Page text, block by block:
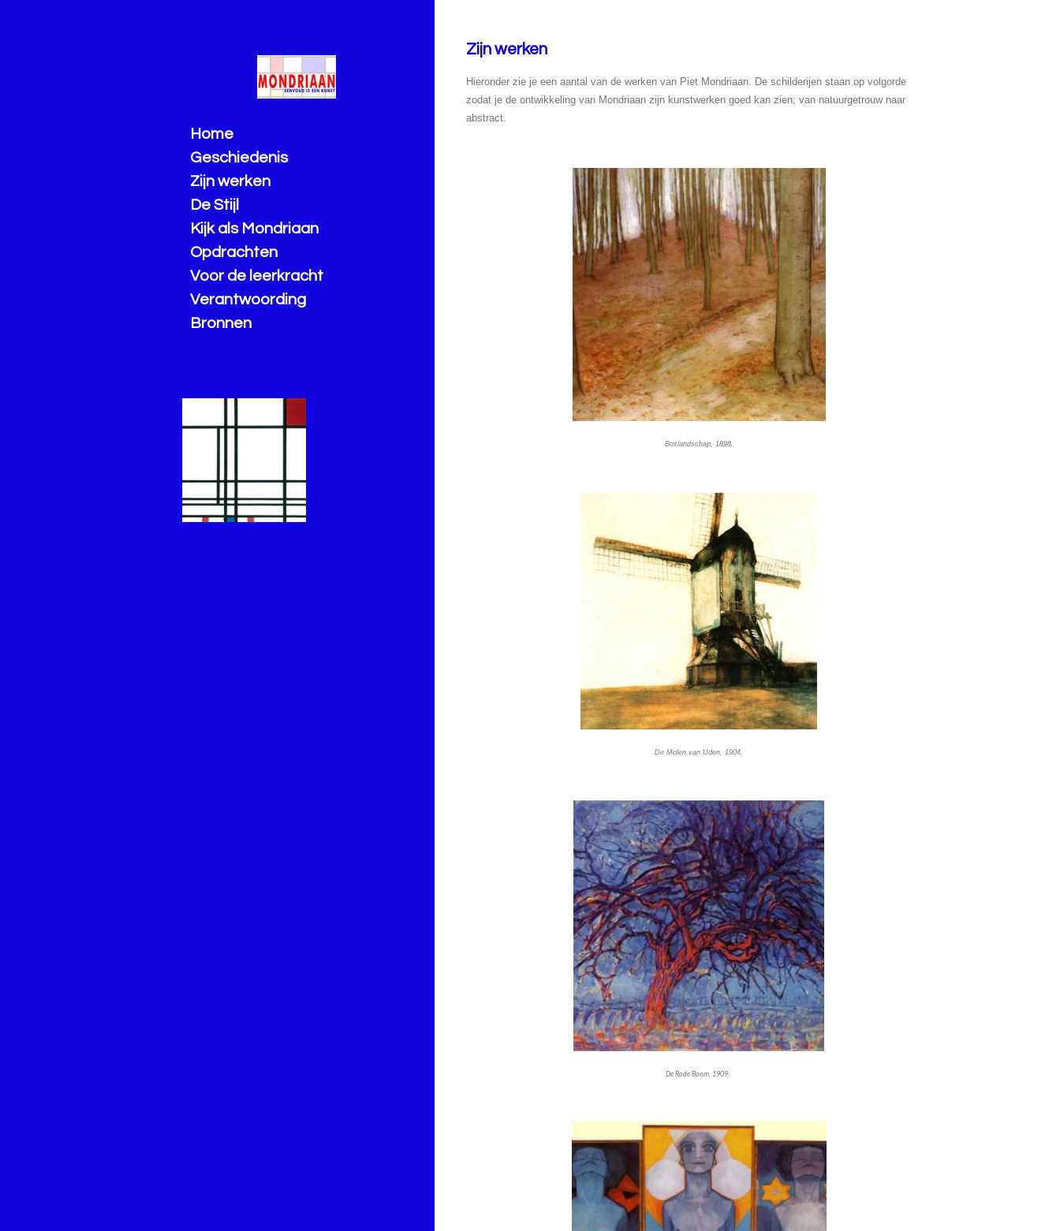
Zijn werken
Hieronder zie je een aantal van de werken van Piet Mondriaan. De schilderijen staan op volgorde
zodat je de ontwikkeling van Mondriaan zijn kunstwerken goed kan zien; van natuurgetrouw naar
abstract.
Boslandschap, 1898.
De Molen van Uden, 1904.
De Rode Boom, 1909.
Home
Geschiedenis
Zijn werken
De Stijl
Kijk als Mondriaan
Opdrachten
Voor de leerkracht
Verantwoording
Bronnen